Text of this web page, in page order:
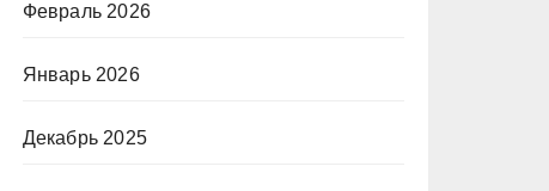
Февраль 2026
Январь 2026
Декабрь 2025